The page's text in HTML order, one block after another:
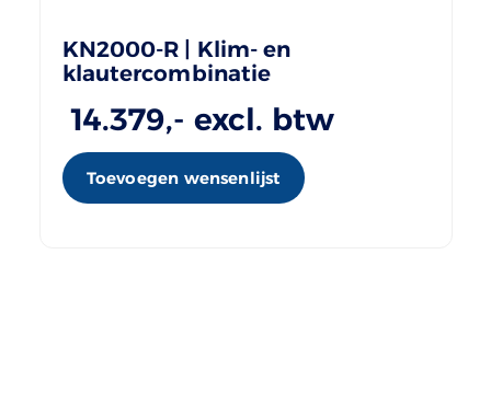
KN2000-R | Klim- en
klautercombinatie
14.379,- excl. btw
Toevoegen wensenlijst